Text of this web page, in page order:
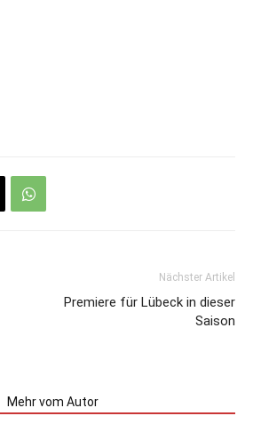
Nächster Artikel
Premiere für Lübeck in dieser
Saison
Mehr vom Autor